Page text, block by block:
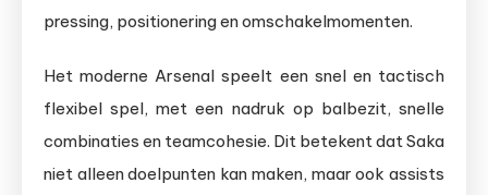
pressing, positionering en omschakelmomenten.
Het moderne Arsenal speelt een snel en tactisch
flexibel spel, met een nadruk op balbezit, snelle
combinaties en teamcohesie. Dit betekent dat Saka
niet alleen doelpunten kan maken, maar ook assists